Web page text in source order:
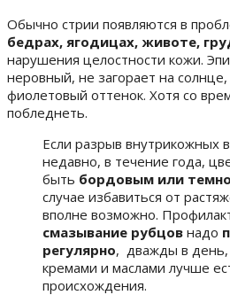
Обычно стрии появляются в
бедрах, ягодицах, животе,
нарушения целостности кожи.
неровный, не загорает на
фиолетовый оттенок. Хотя со
побледнеть.
Если разрыв внутрикожных
недавно, в течение года,
быть бордовым или
случае избавиться от
вполне возможно.
смазывание рубцов надо
регулярно, дважды в день,
кремами и маслами лучше
происхождения.